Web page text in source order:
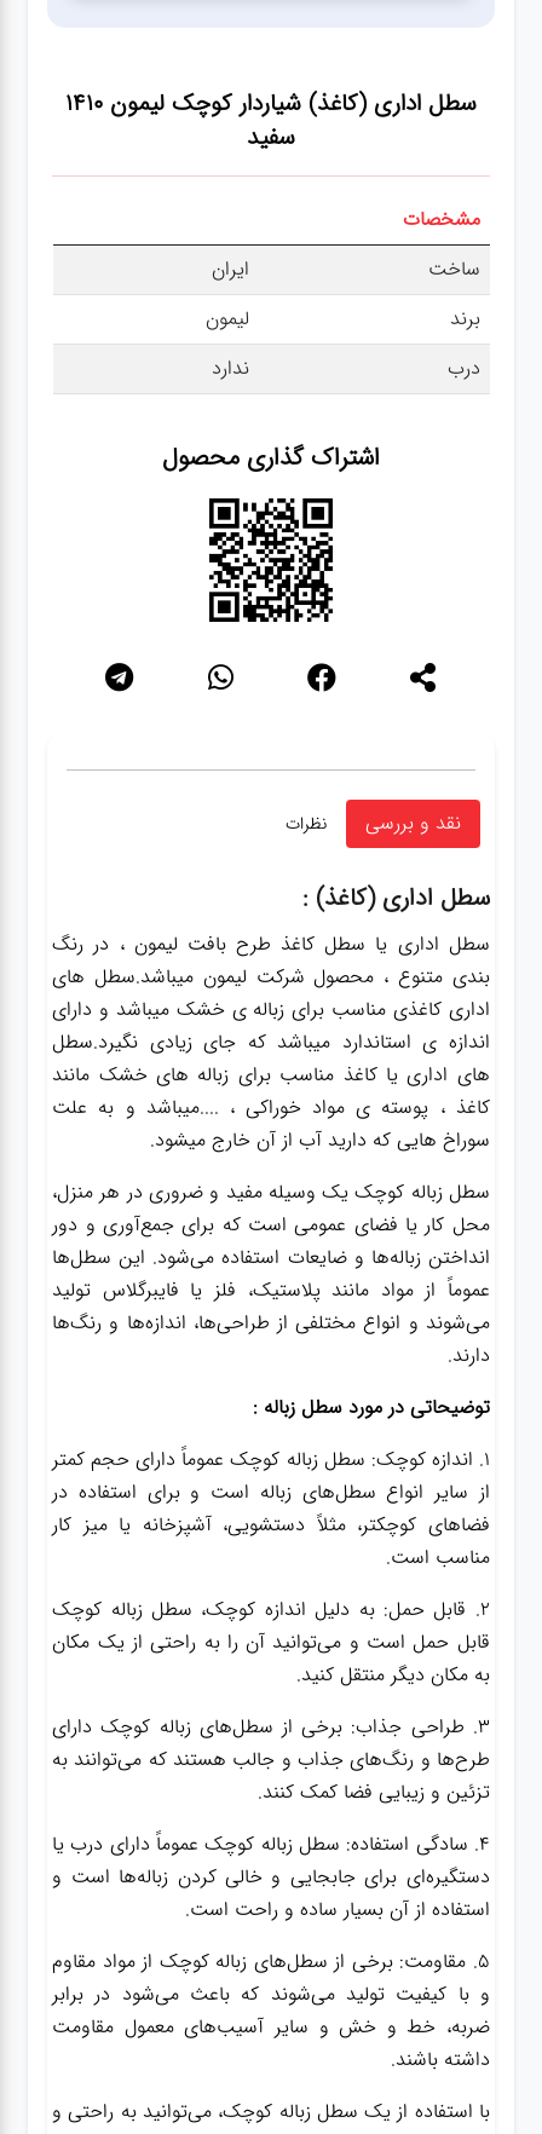
سطل اداری (کاغذ) شیاردار کوچک لیمون 1410
سفید
مشخصات
ساخت
ایران
برند
لیمون
درب
ندارد
اشتراک گذاری محصول
نقد و بررسی نظرات
سطل اداری (کاغذ) :
سطل اداری یا سطل کاغذ طرح بافت لیمون ، در رنگ
بندی متنوع ، محصول شرکت لیمون میباشد.سطل های
اداری کاغذی مناسب برای زباله ی خشک میباشد و دارای
اندازه ی استاندارد میباشد که جای زیادی نگیرد.سطل
های اداری یا کاغذ مناسب برای زباله های خشک مانند
کاغذ ، پوسته ی مواد خوراکی ، ....میباشد و به علت
سوراخ هایی که دارید آب از آن خارج میشود.
سطل زباله کوچک یک وسیله مفید و ضروری در هر منزل،
محل کار یا فضای عمومی است که برای جمع‌آوری و دور
انداختن زباله‌ها و ضایعات استفاده می‌شود. این سطل‌ها
عموماً از مواد مانند پلاستیک، فلز یا فایبرگلاس تولید
می‌شوند و انواع مختلفی از طراحی‌ها، اندازه‌ها و رنگ‌ها
دارند.
توضیحاتی در مورد سطل زباله :
1. اندازه کوچک: سطل زباله کوچک عموماً دارای حجم کمتر
از سایر انواع سطل‌های زباله است و برای استفاده در
فضاهای کوچکتر، مثلاً دستشویی، آشپزخانه یا میز کار
مناسب است.
2. قابل حمل: به دلیل اندازه کوچک، سطل زباله کوچک
قابل حمل است و می‌توانید آن را به راحتی از یک مکان
به مکان دیگر منتقل کنید.
3. طراحی جذاب: برخی از سطل‌های زباله کوچک دارای
طرح‌ها و رنگ‌های جذاب و جالب هستند که می‌توانند به
تزئین و زیبایی فضا کمک کنند.
4. سادگی استفاده: سطل زباله کوچک عموماً دارای درب یا
دستگیره‌ای برای جابجایی و خالی کردن زباله‌ها است و
استفاده از آن بسیار ساده و راحت است.
5. مقاومت: برخی از سطل‌های زباله کوچک از مواد مقاوم
و با کیفیت تولید می‌شوند که باعث می‌شود در برابر
ضربه، خط و خش و سایر آسیب‌های معمول مقاومت
داشته باشند.
با استفاده از یک سطل زباله کوچک، می‌توانید به راحتی و